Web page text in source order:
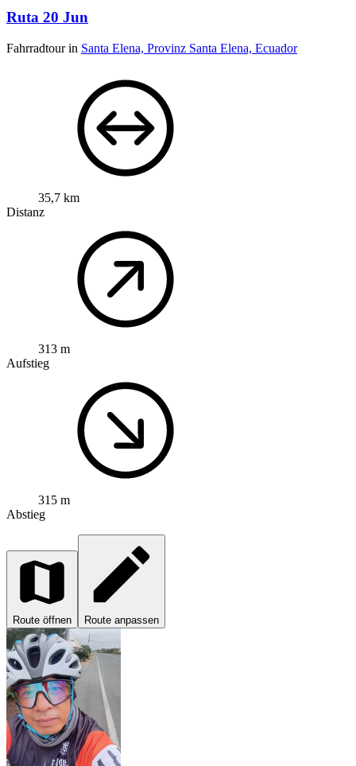
Ruta 20 Jun
Fahrradtour in Santa Elena, Provinz Santa Elena, Ecuador
35,7 km
Distanz
313 m
Aufstieg
315 m
Abstieg
Route öffnen Route anpassen